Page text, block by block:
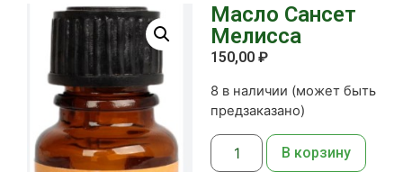
Масло Сансет
Мелисса
150,00 ₽
8 в наличии (может быть
предзаказано)
В корзину